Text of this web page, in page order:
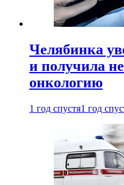
Челябинка
и получила
онкологию
1 год спустя1 год